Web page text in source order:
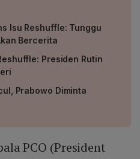
Isu Reshuffle: Tunggu
Bercerita
Presiden Rutin
Prabowo Diminta
PCO (President